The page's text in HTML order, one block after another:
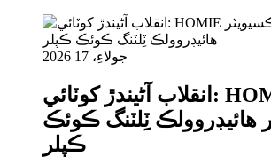
جولاءِ، 17 2026
انقلاب آڻيندڙ کوٽائي: HOMIE
هائيڊروولڪ ٽِلٽنگ ڪوئڪ
ڪپلر